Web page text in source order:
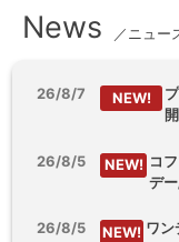
News ／ニュー
26/8/7 NEW!
26/8/5 NEW! コ
デ
26/8/5 NEW! ワン